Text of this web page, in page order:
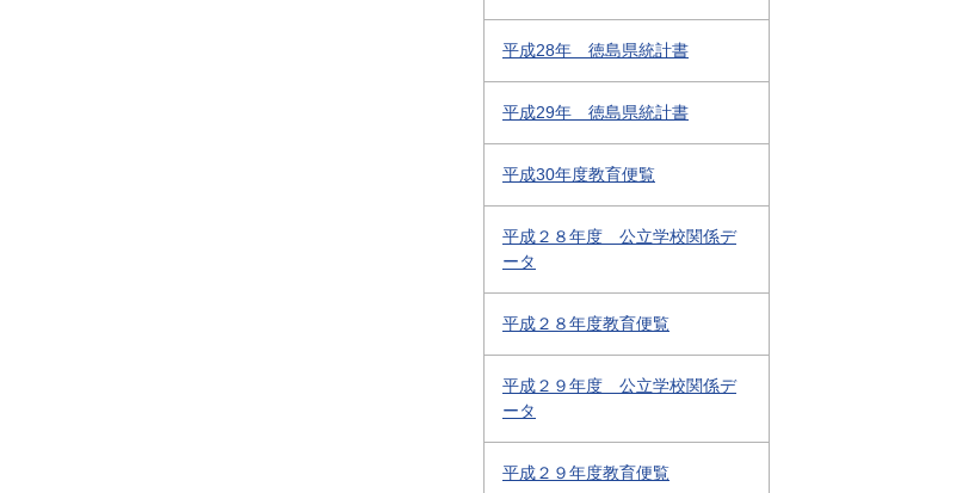
平成28年 徳島県統計書
平成29年 徳島県統計書
平成30年度教育便覧
平成２８年度 公立学校関係デ
ータ
平成２８年度教育便覧
平成２９年度 公立学校関係デ
ータ
平成２９年度教育便覧